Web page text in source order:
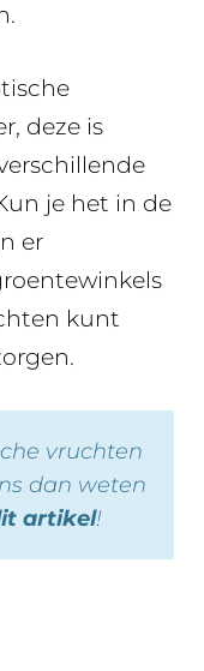
deze is
je het in de
er
kunt
vruchten
dan weten
artikel!